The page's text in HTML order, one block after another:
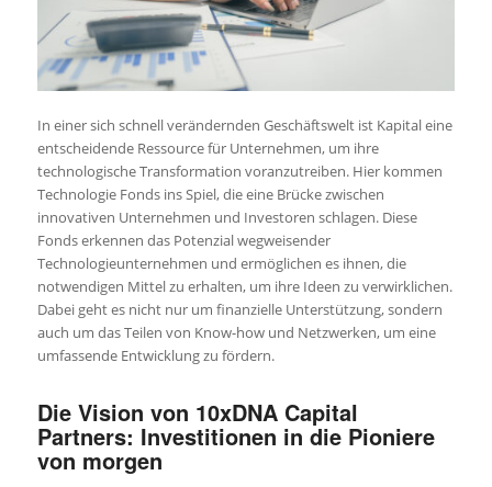
In einer sich schnell verändernden Geschäftswelt ist Kapital eine
entscheidende Ressource für Unternehmen, um ihre
technologische Transformation voranzutreiben. Hier kommen
Technologie Fonds ins Spiel, die eine Brücke zwischen
innovativen Unternehmen und Investoren schlagen. Diese
Fonds erkennen das Potenzial wegweisender
Technologieunternehmen und ermöglichen es ihnen, die
notwendigen Mittel zu erhalten, um ihre Ideen zu verwirklichen.
Dabei geht es nicht nur um finanzielle Unterstützung, sondern
auch um das Teilen von Know-how und Netzwerken, um eine
umfassende Entwicklung zu fördern.
Die Vision von 10xDNA Capital
Partners: Investitionen in die Pioniere
von morgen